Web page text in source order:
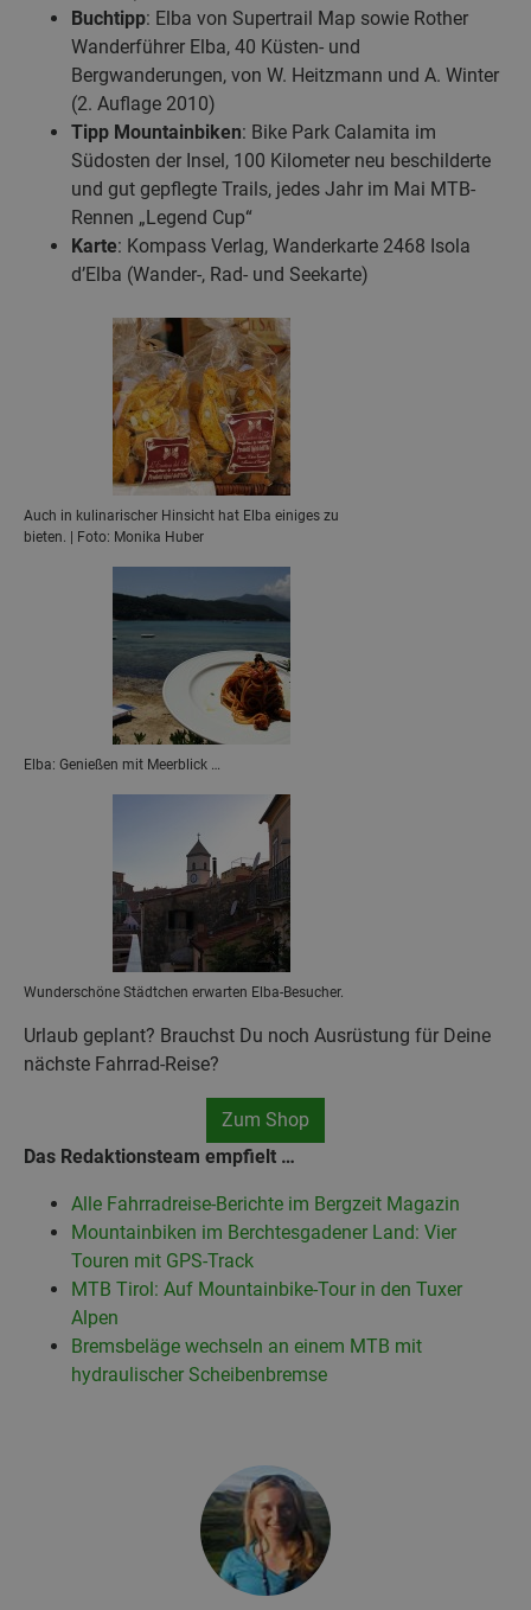
Buchtipp: Elba von Supertrail Map sowie Rother
Wanderführer Elba, 40 Küsten- und
Bergwanderungen, von W. Heitzmann und A. Winter
(2. Auflage 2010)
Tipp Mountainbiken: Bike Park Calamita im
Südosten der Insel, 100 Kilometer neu beschilderte
und gut gepflegte Trails, jedes Jahr im Mai MTB-
Rennen „Legend Cup“
Karte: Kompass Verlag, Wanderkarte 2468 Isola
d’Elba (Wander-, Rad- und Seekarte)
Auch in kulinarischer Hinsicht hat Elba einiges zu
bieten. | Foto: Monika Huber
Elba: Genießen mit Meerblick …
Wunderschöne Städtchen erwarten Elba-Besucher.
Urlaub geplant? Brauchst Du noch Ausrüstung für Deine
nächste Fahrrad-Reise?
Zum Shop
Das Redaktionsteam empfielt …
Alle Fahrradreise-Berichte im Bergzeit Magazin
Mountainbiken im Berchtesgadener Land: Vier
Touren mit GPS-Track
MTB Tirol: Auf Mountainbike-Tour in den Tuxer
Alpen
Bremsbeläge wechseln an einem MTB mit
hydraulischer Scheibenbremse